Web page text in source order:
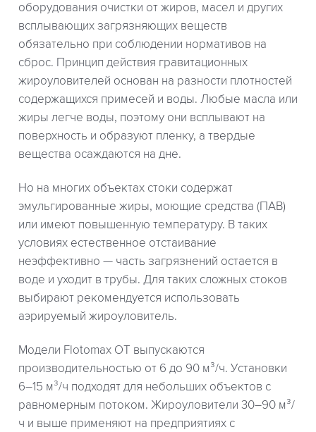
оборудования очистки от жиров, масел и других
всплывающих загрязняющих веществ
обязательно при соблюдении нормативов на
сброс. Принцип действия гравитационных
жироуловителей основан на разности плотностей
содержащихся примесей и воды. Любые масла или
жиры легче воды, поэтому они всплывают на
поверхность и образуют пленку, а твердые
вещества осаждаются на дне.
Но на многих объектах стоки содержат
эмульгированные жиры, моющие средства (ПАВ)
или имеют повышенную температуру. В таких
условиях естественное отстаивание
неэффективно — часть загрязнений остается в
воде и уходит в трубы. Для таких сложных стоков
выбирают рекомендуется использовать
аэрируемый жироуловитель.
Модели Flotomax OT выпускаются
производительностью от 6 до 90 м³/ч. Установки
6–15 м³/ч подходят для небольших объектов с
равномерным потоком. Жироуловители 30–90 м³/
ч и выше применяют на предприятиях с